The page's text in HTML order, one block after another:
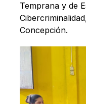
Temprana y de
Concepción.